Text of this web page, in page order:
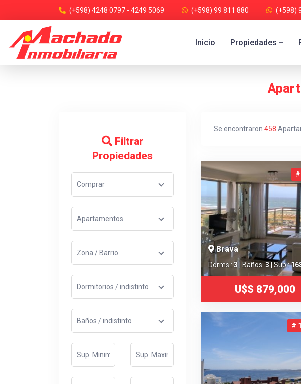
(+598) 4248 0797 - 4249 5069 (+598) 99 811 880 (+598)
Inicio Propiedades +
Filtrar
Propiedades
Se encontraron 458
Brava
Dorms.:3 | Baños:3 | Sup.:
U$S 879,000
#